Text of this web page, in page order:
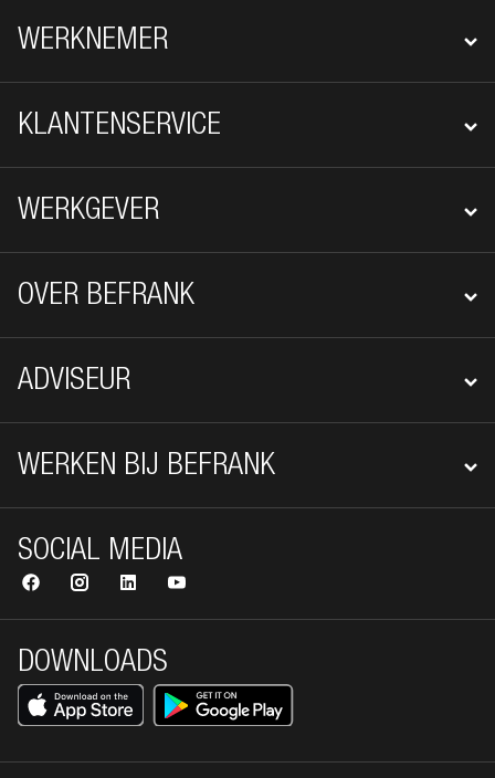
FOOTER NAVIGATIE
WERKNEMER
KLANTENSERVICE
WERKGEVER
OVER BEFRANK
ADVISEUR
WERKEN BIJ BEFRANK
DOWNLOADS
SOCIAL MEDIA